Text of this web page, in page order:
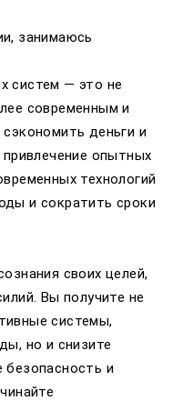
занимаюсь
систем — это не
современным и
деньги и
опытных
технологий
и сократить сроки
своих целей,
Вы получите не
системы,
но и снизите
и